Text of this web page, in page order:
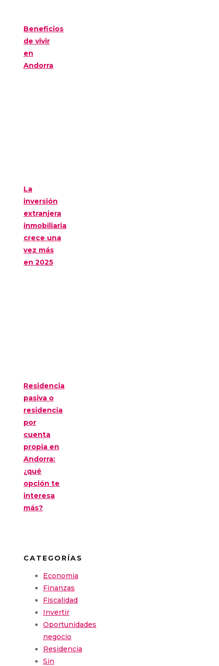
Beneficios
de vivir
en
Andorra
La
inversión
extranjera
inmobiliaria
crece una
vez más
en 2025
Residencia
pasiva o
residencia
por
cuenta
propia en
Andorra:
¿qué
opción te
interesa
más?
CATEGORÍAS
Economia
Finanzas
Fiscalidad
Invertir
Oportunidades
negocio
Residencia
Sin